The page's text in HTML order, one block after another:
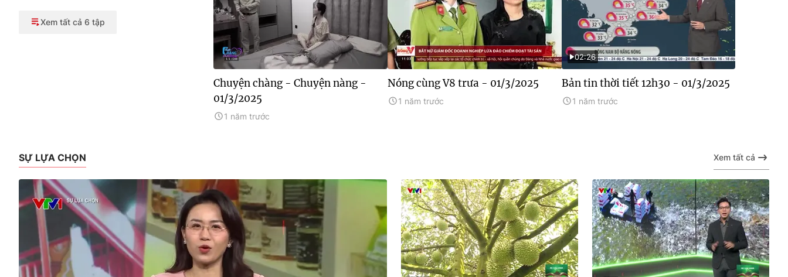
Xem tất cả 6 tập
Chuyện chàng - Chuyện nàng -
01/3/2025
1 năm trước
Nóng cùng V8 trưa - 01/3/2025
1 năm trước
02:26
Bản tin thời tiết 12h30 - 01/3/2025
1 năm trước
SỰ LỰA CHỌN Xem tất cả